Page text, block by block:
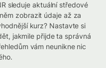
sleduje aktuální středové
zobrazit údaje až za
kurz? Nastavte si
jakmile přijde ta správná
vám neunikne nic